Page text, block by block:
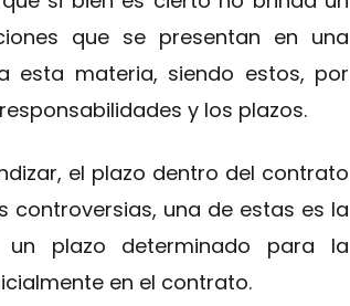
que se presentan en una
esta materia, siendo estos, por
y los plazos.
el plazo dentro del contrato
controversias, una de estas es la
plazo determinado para la
en el contrato.